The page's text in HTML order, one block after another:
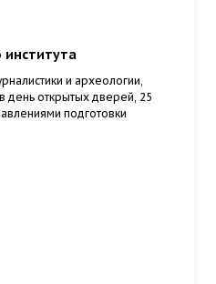
института
и археологии,
день открытых дверей, 25
подготовки